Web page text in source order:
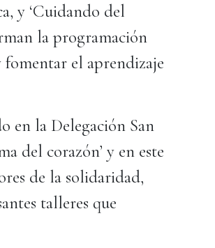
y ‘Cuidando del
la programación
el aprendizaje
en la Delegación San
del corazón’ y en este
de la solidaridad,
talleres que